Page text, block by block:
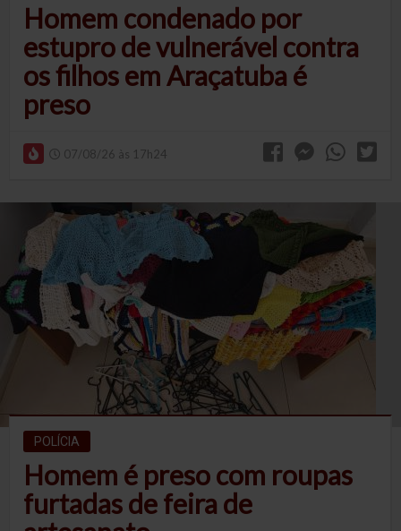
Homem condenado por
estupro de vulnerável contra
os filhos em Araçatuba é
preso
07/08/26 às 17h24
POLÍCIA
Homem é preso com roupas
furtadas de feira de